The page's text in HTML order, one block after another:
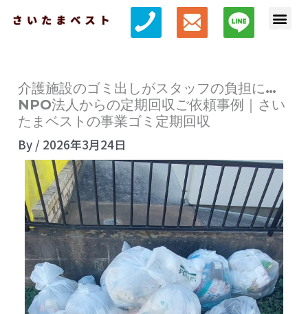
メ
介護施設のゴミ出しがスタッフの負担に…
NPO法人からの定期回収ご依頼事例｜さい
たまベストの事業ゴミ定期回収
By / 2026年3月24日